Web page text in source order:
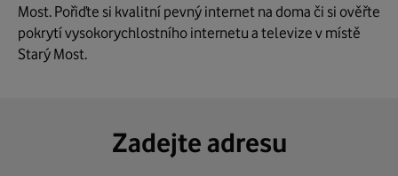
Most. Pořiďte si kvalitní pevný internet na doma či si ověřte
pokrytí vysokorychlostního internetu a televize v místě
Starý Most.
Zadejte adresu